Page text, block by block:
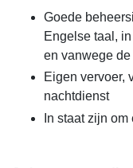
Goede
Engelse taal,
en vanwege
Eigen vervoer,
nachtdienst
In staat zijn